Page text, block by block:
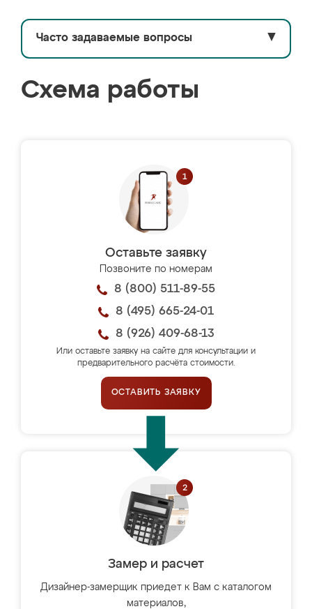
Часто задаваемые вопросы ▼
Схема работы
Оставьте заявку
Позвоните по номерам
8 (800) 511-89-55
8 (495) 665-24-01
8 (926) 409-68-13
Или оставьте заявку на сайте для консультации и
предварительного расчёта стоимости.
ОСТАВИТЬ ЗАЯВКУ
Замер и расчет
Дизайнер-замерщик приедет к Вам с каталогом
материалов,